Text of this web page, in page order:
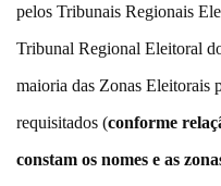
pelos Tribunais Regionais
Tribunal Regional Eleitoral
maioria das Zonas Eleitorais
requisitados (conforme
constam os nomes e as